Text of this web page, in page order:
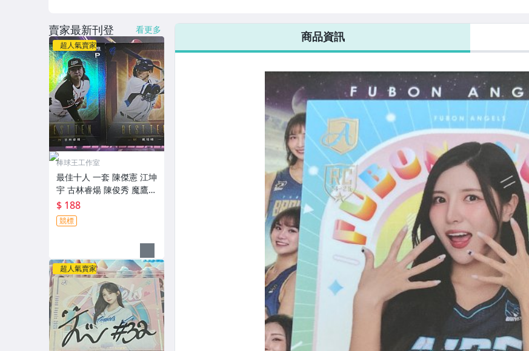
7-ELEVEN 運費只要38元
商品資訊
賣家最新刊登 看更多
超人氣賣家
棒球王工作室
最佳十人 一套 陳傑憲 江坤
宇 古林睿煬 陳俊秀 魔鷹
陳晨威 2024 中華職棒年度
球員卡
$ 188
競標
超人氣賣家